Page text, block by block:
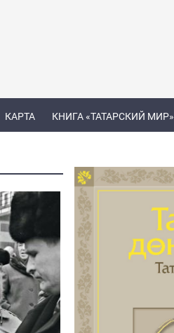
КАРТА КНИГА «ТАТАРСКИЙ МИР»